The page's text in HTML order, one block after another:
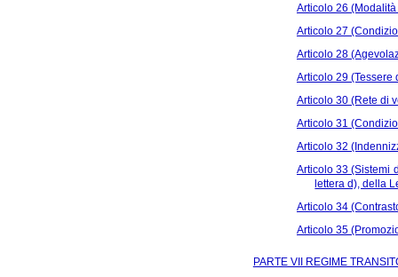
Articolo 26
Articolo 27
Articolo 28
Articolo 29 (Tessere
Articolo 30 (Rete di
Articolo 31
Articolo 32
Articolo 33 (Sistemi
lettera d), della
Articolo 34
Articolo 35
PARTE VII REGIME